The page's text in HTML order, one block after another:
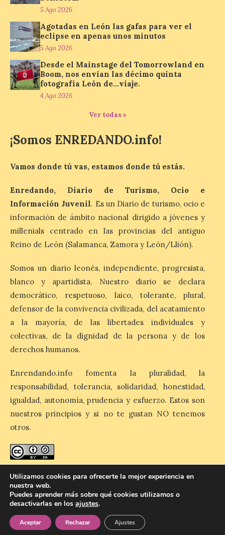
Al hilo del estreno de La
Odisea de Christopher
Nolan. La pieza de vídeo
obras relacionadas con la
Antigüedad clásica, la mitología y los
viajes, que se suceden al ritmo de un
evocador tema de La […]
cancela la temporada de
la escasez de agua
espectáculos nocturnos
de la Fuente Baños de
Diana previstos para los
días 8, 15 y 22 de agosto,
«El Mar», […]
El Descenso Internacional
del Sella arranca con el
homenaje a los campeones
y el izado de las banderas
autonómicas
La 88.ª edición del
Descenso Internacional
del Sella reunirá este año a
consolidando una vez más a la prueba
asturiana como una de las grandes
referencias del piragüismo internacional.
[…]
5 Ago 2026
Agotadas en León las gafas para ver el
eclipse en apenas unos minutos
5 Ago 2026
Desde el Mainstage del Tomorrowland en
Boom, nos envían las décimo quinta
fotografía León de…viaje.
4 Ago 2026
Ver todas »
¡Somos ENREDANDO.info!
Vamos donde tú vas, estamos donde tú estás.
Enredando, Diario de Turismo, Ocio e
Información Juvenil. Es un Diario de turismo, ocio e
información de ámbito nacional dirigido a jóvenes y
millenials centrado en las provincias del antiguo
Reino de León (Salamanca, Zamora y León/Llión).
Somos un diario leonés, independiente, progresista,
blanco y apartidista. Nuestro diario se declara
democrático, respetuoso, laico, tolerante, plural,
defensor de la convivencia civilizada, del acatamiento
a la mayoría, de las libertades individuales y
colectivas, de la dignidad de la persona y de los
derechos humanos.
Enrendando.info fomenta la pluralidad, la
responsabilidad, tolerancia, solidaridad, honestidad,
igualdad, autonomía, prudencia y esfuerzo. Estos son
nuestros principios y si no te gustan NO tenemos
otros.
Reconocimiento-CompartirIgual 4.0 Internacional
© 2026 Enredando Política de privacidad Política de cookies
Utilizamos cookies para ofrecerte la mejor experiencia en
nuestra web.
Puedes aprender más sobre qué cookies utilizamos o
desactivarlas en los ajustes.
Aceptar Rechazar Ajustes